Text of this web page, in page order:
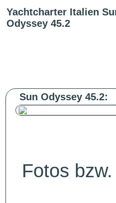
Yachtcharter Italien
Odyssey 45.2
Sun Odyssey 45.2:
Fotos